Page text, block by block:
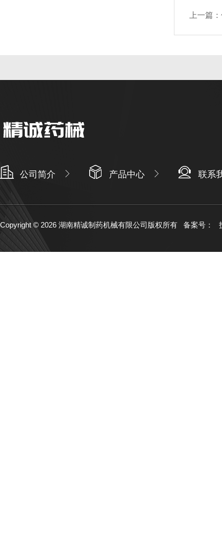
上一篇：
公司简介 产品中心 联系
Copyright © 2026 湖南精诚制药机械有限公司版权所有 备案号：